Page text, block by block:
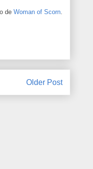
de Woman of Scorn.
Older Post